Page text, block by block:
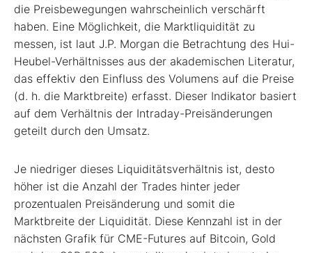
die Preisbewegungen wahrscheinlich verschärft
haben. Eine Möglichkeit, die Marktliquidität zu
messen, ist laut J.P. Morgan die Betrachtung des Hui-
Heubel-Verhältnisses aus der akademischen Literatur,
das effektiv den Einfluss des Volumens auf die Preise
(d. h. die Marktbreite) erfasst. Dieser Indikator basiert
auf dem Verhältnis der Intraday-Preisänderungen
geteilt durch den Umsatz.
Je niedriger dieses Liquiditätsverhältnis ist, desto
höher ist die Anzahl der Trades hinter jeder
prozentualen Preisänderung und somit die
Marktbreite der Liquidität. Diese Kennzahl ist in der
nächsten Grafik für CME-Futures auf Bitcoin, Gold